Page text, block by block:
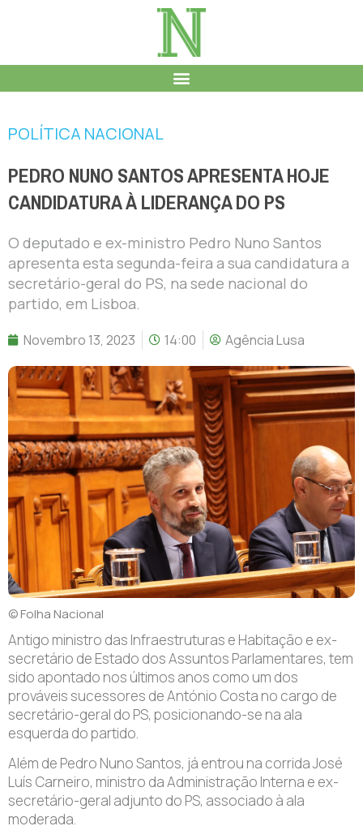
POLÍTICA NACIONAL
PEDRO NUNO SANTOS APRESENTA HOJE
CANDIDATURA À LIDERANÇA DO PS
O deputado e ex-ministro Pedro Nuno Santos
apresenta esta segunda-feira a sua candidatura a
secretário-geral do PS, na sede nacional do
partido, em Lisboa.
Novembro 13, 2023 14:00 Agência Lusa
© Folha Nacional
Antigo ministro das Infraestruturas e Habitação e ex-
secretário de Estado dos Assuntos Parlamentares, tem
sido apontado nos últimos anos como um dos
prováveis sucessores de António Costa no cargo de
secretário-geral do PS, posicionando-se na ala
esquerda do partido.
Além de Pedro Nuno Santos, já entrou na corrida José
Luís Carneiro, ministro da Administração Interna e ex-
secretário-geral adjunto do PS, associado à ala
moderada.